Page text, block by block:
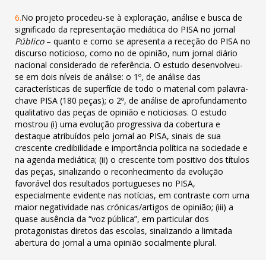
6.No projeto procedeu-se à exploração, análise e busca de
significado da representação mediática do PISA no jornal
Público– quanto e como se apresenta a receção do PISA no
discurso noticioso, como no de opinião, num jornal diário
nacional considerado de referência. O estudo desenvolveu-
se em dois níveis de análise: o 1º, de análise das
características de superfície de todo o material com palavra-
chave PISA (180 peças); o 2º, de análise de aprofundamento
qualitativo das peças de opinião e noticiosas. O estudo
mostrou (i) uma evolução progressiva da cobertura e
destaque atribuídos pelo jornal ao PISA, sinais de sua
crescente credibilidade e importância política na sociedade e
na agenda mediática; (ii) o crescente tom positivo dos títulos
das peças, sinalizando o reconhecimento da evolução
favorável dos resultados portugueses no PISA,
especialmente evidente nas notícias, em contraste com uma
maior negatividade nas crónicas/artigos de opinião; (iii) a
quase ausência da “voz pública”, em particular dos
protagonistas diretos das escolas, sinalizando a limitada
abertura do jornal a uma opinião socialmente plural.